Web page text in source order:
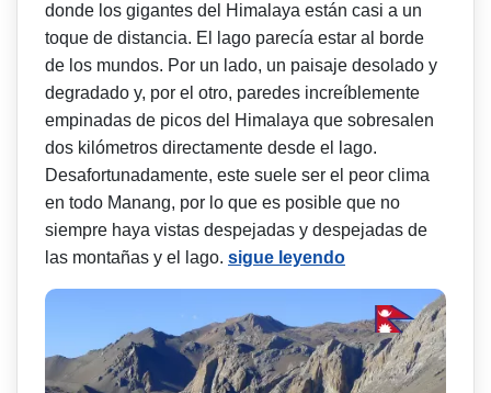
donde los gigantes del Himalaya están casi a un
toque de distancia. El lago parecía estar al borde
de los mundos. Por un lado, un paisaje desolado y
degradado y, por el otro, paredes increíblemente
empinadas de picos del Himalaya que sobresalen
dos kilómetros directamente desde el lago.
Desafortunadamente, este suele ser el peor clima
en todo Manang, por lo que es posible que no
siempre haya vistas despejadas y despejadas de
las montañas y el lago. sigue leyendo